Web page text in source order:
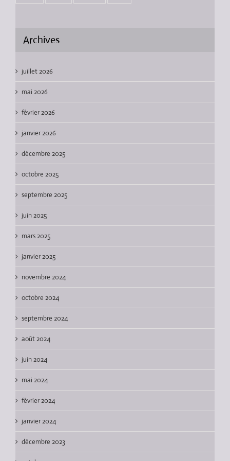
Archives
juillet 2026
mai 2026
février 2026
janvier 2026
décembre 2025
octobre 2025
septembre 2025
juin 2025
mars 2025
janvier 2025
novembre 2024
octobre 2024
septembre 2024
août 2024
juin 2024
mai 2024
février 2024
janvier 2024
décembre 2023